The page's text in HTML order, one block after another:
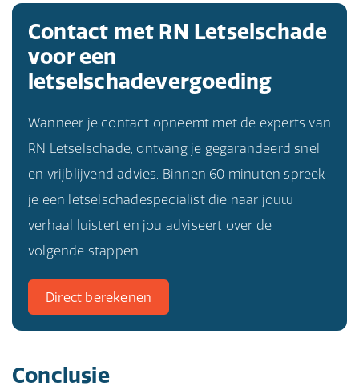
Contact met RN Letselschade
voor een
letselschadevergoeding
Wanneer je contact opneemt met de experts van
RN Letselschade, ontvang je gegarandeerd snel
en vrijblijvend advies. Binnen 60 minuten spreek
je een letselschadespecialist die naar jouw
verhaal luistert en jou adviseert over de
volgende stappen.
Direct berekenen
Conclusie